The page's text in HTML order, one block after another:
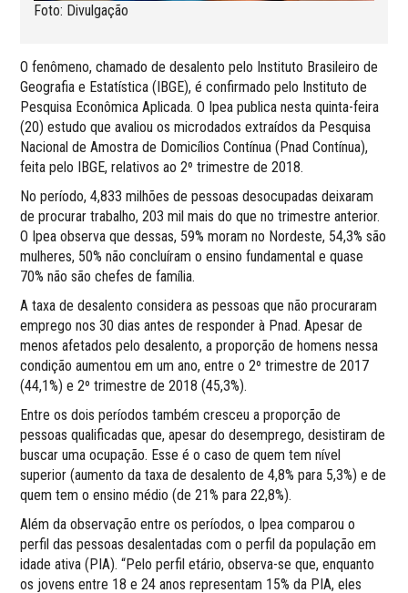
Foto: Divulgação
O fenômeno, chamado de desalento pelo Instituto Brasileiro de
Geografia e Estatística (IBGE), é confirmado pelo Instituto de
Pesquisa Econômica Aplicada. O Ipea publica nesta quinta-feira
(20) estudo que avaliou os microdados extraídos da Pesquisa
Nacional de Amostra de Domicílios Contínua (Pnad Contínua),
feita pelo IBGE, relativos ao 2º trimestre de 2018.
No período, 4,833 milhões de pessoas desocupadas deixaram
de procurar trabalho, 203 mil mais do que no trimestre anterior.
O Ipea observa que dessas, 59% moram no Nordeste, 54,3% são
mulheres, 50% não concluíram o ensino fundamental e quase
70% não são chefes de família.
A taxa de desalento considera as pessoas que não procuraram
emprego nos 30 dias antes de responder à Pnad. Apesar de
menos afetados pelo desalento, a proporção de homens nessa
condição aumentou em um ano, entre o 2º trimestre de 2017
(44,1%) e 2º trimestre de 2018 (45,3%).
Entre os dois períodos também cresceu a proporção de
pessoas qualificadas que, apesar do desemprego, desistiram de
buscar uma ocupação. Esse é o caso de quem tem nível
superior (aumento da taxa de desalento de 4,8% para 5,3%) e de
quem tem o ensino médio (de 21% para 22,8%).
Além da observação entre os períodos, o Ipea comparou o
perfil das pessoas desalentadas com o perfil da população em
idade ativa (PIA). “Pelo perfil etário, observa-se que, enquanto
os jovens entre 18 e 24 anos representam 15% da PIA, eles